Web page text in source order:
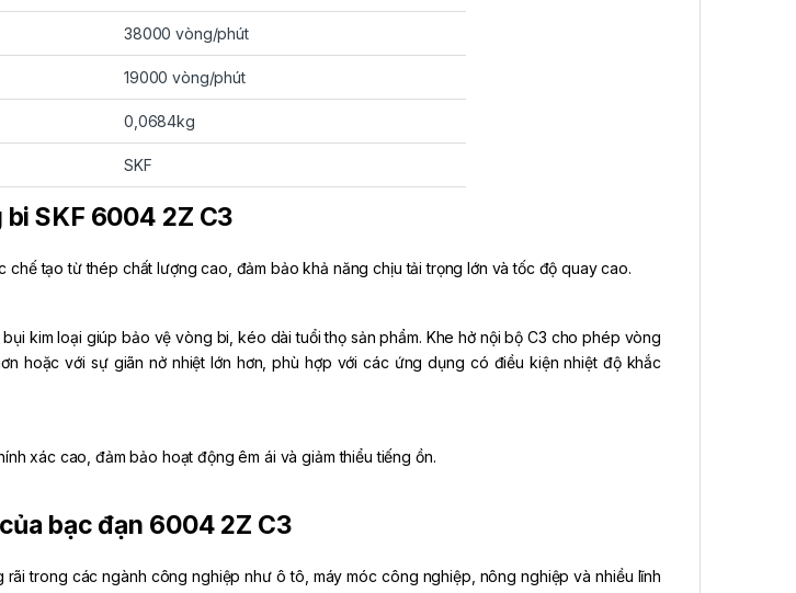
38000 vòng/phút
19000 vòng/phút
0,0684kg
SKF
SKF 6004 2Z C3
chế tạo từ thép chất lượng cao, đảm bảo khả năng chịu tải trọng lớn và tốc độ quay cao.
kim loại giúp bảo vệ vòng bi, kéo dài tuổi thọ sản phẩm. Khe hở nội bộ C3 cho phép vòng
hoặc với sự giãn nở nhiệt lớn hơn, phù hợp với các ứng dụng có điều kiện nhiệt độ khắc
xác cao, đảm bảo hoạt động êm ái và giảm thiểu tiếng ồn.
bạc đạn 6004 2Z C3
rãi trong các ngành công nghiệp như ô tô, máy móc công nghiệp, nông nghiệp và nhiều lĩnh